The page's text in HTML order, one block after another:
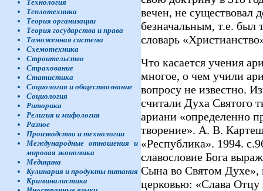
Технология
Теплотехника
Теория организации
Теория государства и права
Таможенная система
Схемотехника
Строительство
Страхование
Статистика
Социология и обществознание
Социология
Риторика
Религия и мифология
Разное
Производство и технологии
Международные отношения и
мировая экономика
Медицина
Кулинария и продукты питания
Криминалистика
вечен, не существовал
безначальным, т.е. был
словарь
Что касается учения
многое, о чем учили
вопросу не известно.
считали Духа Святого
ариани «определенно
творение». А. В.
«Республика». 1994.
славословие Бога
Сына во Святом Духе»,
церковью: «Слава